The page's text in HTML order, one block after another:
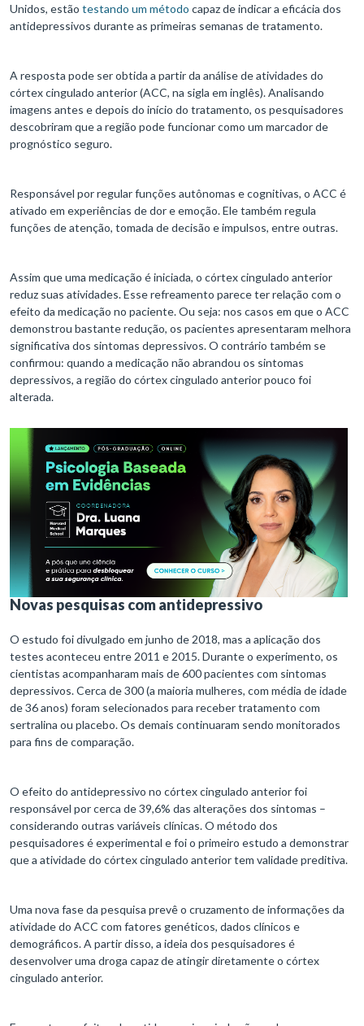
Unidos, estão testando um método capaz de indicar a eficácia dos
antidepressivos durante as primeiras semanas de tratamento.
A resposta pode ser obtida a partir da análise de atividades do
córtex cingulado anterior (ACC, na sigla em inglês). Analisando
imagens antes e depois do início do tratamento, os pesquisadores
descobriram que a região pode funcionar como um marcador de
prognóstico seguro.
Responsável por regular funções autônomas e cognitivas, o ACC é
ativado em experiências de dor e emoção. Ele também regula
funções de atenção, tomada de decisão e impulsos, entre outras.
Assim que uma medicação é iniciada, o córtex cingulado anterior
reduz suas atividades. Esse refreamento parece ter relação com o
efeito da medicação no paciente. Ou seja: nos casos em que o ACC
demonstrou bastante redução, os pacientes apresentaram melhora
significativa dos sintomas depressivos. O contrário também se
confirmou: quando a medicação não abrandou os sintomas
depressivos, a região do córtex cingulado anterior pouco foi
alterada.
Novas pesquisas com antidepressivo
O estudo foi divulgado em junho de 2018, mas a aplicação dos
testes aconteceu entre 2011 e 2015. Durante o experimento, os
cientistas acompanharam mais de 600 pacientes com sintomas
depressivos. Cerca de 300 (a maioria mulheres, com média de idade
de 36 anos) foram selecionados para receber tratamento com
sertralina ou placebo. Os demais continuaram sendo monitorados
para fins de comparação.
O efeito do antidepressivo no córtex cingulado anterior foi
responsável por cerca de 39,6% das alterações dos sintomas –
considerando outras variáveis clínicas. O método dos
pesquisadores é experimental e foi o primeiro estudo a demonstrar
que a atividade do córtex cingulado anterior tem validade preditiva.
Uma nova fase da pesquisa prevê o cruzamento de informações da
atividade do ACC com fatores genéticos, dados clínicos e
demográficos. A partir disso, a ideia dos pesquisadores é
desenvolver uma droga capaz de atingir diretamente o córtex
cingulado anterior.